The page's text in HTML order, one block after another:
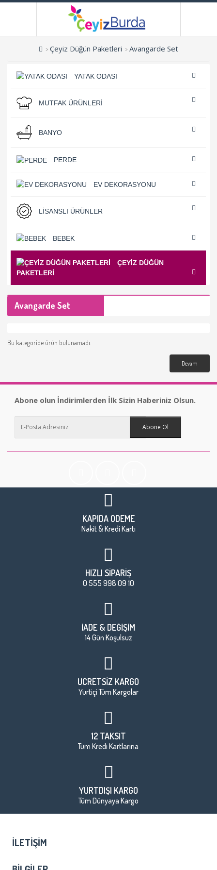
Çeyiz Düğün Paketleri Avangarde Set
YATAK ODASI
MUTFAK ÜRÜNLERI
BANYO
PERDE
EV DEKORASYONU
LISANSLI ÜRÜNLER
BEBEK
ÇEYIZ DÜĞÜN
PAKETLERI
Avangarde Set
Bu kategoride ürün bulunamadı.
Devam
Abone olun İndirimlerden İlk Sizin Haberiniz Olsun.
Abone Ol
KAPIDA ÖDEME
Nakit & Kredi Kartı
HIZLI SİPARİŞ
0 555 998 09 10
İADE & DEĞİŞİM
14 Gün Koşulsuz
ÜCRETSİZ KARGO
Yurtiçi Tüm Kargolar
12 TAKSİT
Tüm Kredi Kartlarına
YURTDIŞI KARGO
Tüm Dünyaya Kargo
İLETIŞIM